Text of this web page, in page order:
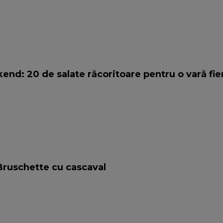
20 de salate răcoritoare pentru o vară
cu cascaval